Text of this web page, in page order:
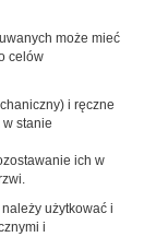
może mieć
celów
i ręczne
stanie
ich w
użytkować i
i